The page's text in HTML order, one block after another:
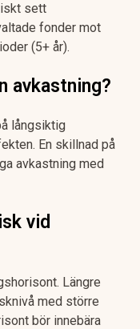
sett
fonder mot
(5+ år).
avkastning?
långsiktig
En skillnad på
avkastning med
vid
Längre
med större
bör innebära